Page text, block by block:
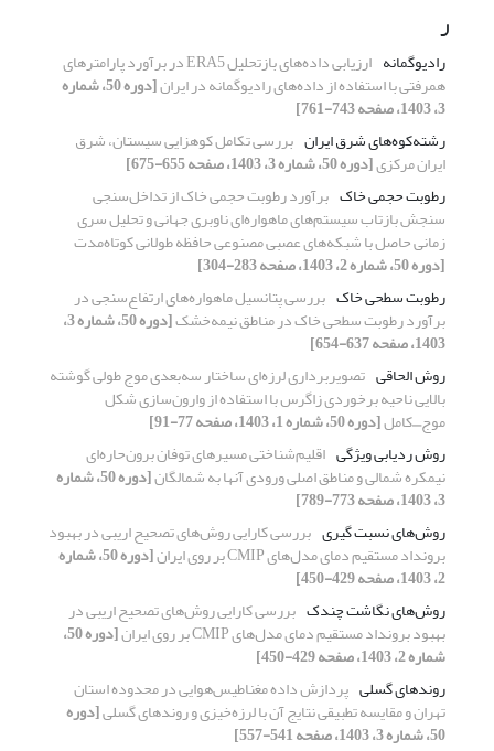
ر
رادیوگمانه ارزیابی داده‌های بازتحلیل ERA5 در برآورد پارامترهای
همرفتی با استفاده از داده‌های رادیوگمانه در ایران [دوره 50، شماره
3، 1403، صفحه 743-761]
رشته‌کوه‌های شرق ایران بررسی تکامل کوهزایی سیستان، شرق
ایران مرکزی[دوره 50، شماره 3، 1403، صفحه 655-675]
رطوبت حجمی خاک برآورد رطوبت حجمی خاک از تداخل‌سنجی
سنجش بازتاب سیستم‌های ماهواره‌ای ناوبری جهانی و تحلیل سری
زمانی حاصل با شبکه‌های عصبی مصنوعی حافظه طولانی کوتاه‌مدت
[دوره 50، شماره 2، 1403، صفحه 283-304]
رطوبت سطحی خاک بررسی پتانسیل ماهواره‌های ارتفاع‌سنجی در
برآورد رطوبت سطحی خاک در مناطق نیمه‌خشک [دوره 50، شماره 3،
1403، صفحه 637-654]
روش الحاقی تصویربرداری لرزه‌ای ساختار سه‌بعدی موج طولی گوشته
بالایی ناحیه برخوردی زاگرس با استفاده از وارون‌سازی شکل
موج⎽کامل[دوره 50، شماره 1، 1403، صفحه 77-91]
روش ردیابی ویژگی اقلیم‌شناختی مسیرهای توفان برون‌حاره‌ای
نیمکره شمالی و مناطق اصلی ورودی آنها به شمالگان [دوره 50، شماره
3، 1403، صفحه 773-789]
روش‌های نسبت گیری بررسی کارایی روش‌های تصحیح اریبی در بهبود
برونداد مستقیم دمای مدل‌های CMIP بر روی ایران [دوره 50، شماره
2، 1403، صفحه 429-450]
روش‌های نگاشت چندک بررسی کارایی روش‌های تصحیح اریبی در
بهبود برونداد مستقیم دمای مدل‌های CMIP بر روی ایران [دوره 50،
شماره 2، 1403، صفحه 429-450]
روندهای گسلی پردازش داده‌ مغناطیس‌هوایی در محدوده استان
تهران و مقایسه تطبیقی نتایج آن با لرزه‌خیزی و روندهای گسلی[دوره
50، شماره 3، 1403، صفحه 541-557]